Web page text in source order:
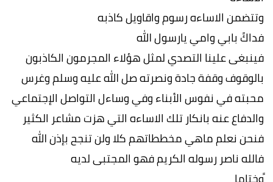
وتتضمن الاساءه رسوم واقاويل كاذبه
فداكً بابي وامي يارسول الله
فينبغى علينا التصدي لمثل هؤلاء المجرمون الكاذبون
بالوقوف وقفة جادة ونصرته صل الله عليه وسلم وغرس
محبته في نفوس الأبناء وفي وساءل التواصل الإجتماعي
والدفاع عنه بانكار تلك الاساءه التي هزت مشاعر الكثير
فنحن نعلم ماهي مخططاتهم كلا ولن تنجح بإذن الله
فالله ناصر رسوله الكريم فهو المجتبى لديه